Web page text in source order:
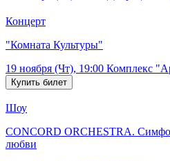
Концерт
"Комната Культуры"
19 ноября (Чт), 19:00 Комплекс
Шоу
CONCORD ORCHESTRA.
любви